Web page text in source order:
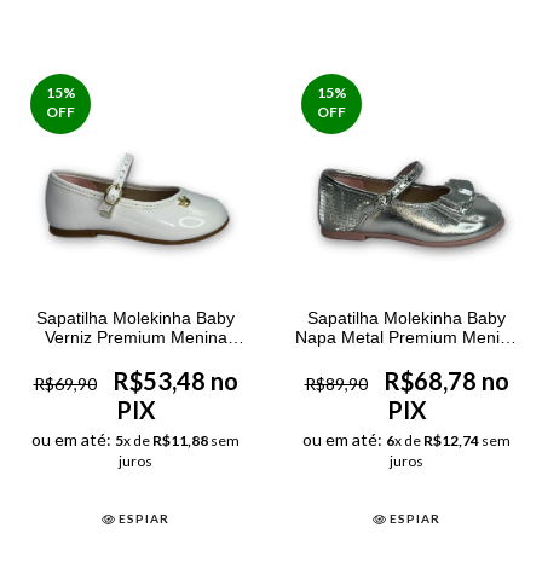
15%
OFF
Sapatilha Molekinha Baby
Verniz Premium Menina
R$69,90
R$53,48 no
PIX
ou em até: 5x de R$11,88 sem
juros
ESPIAR
15%
OFF
Sapatilha Molekinha Baby
Napa Metal Premium Menina
R$89,90
R$68,78 no
PIX
ou em até: 6x de R$12,74 sem
juros
ESPIAR